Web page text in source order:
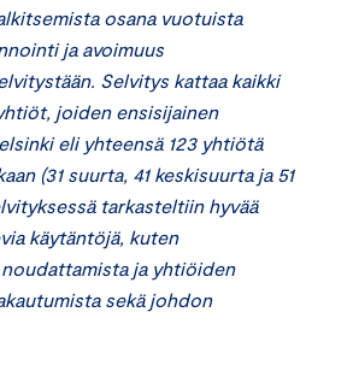
osana vuotuista
ja avoimuus
Selvitys kattaa kaikki
joiden ensisijainen
eli yhteensä 123 yhtiötä
(31 suurta, 41 keskisuurta ja 51
tarkasteltiin hyvää
käytäntöjä, kuten
ja yhtiöiden
sekä johdon